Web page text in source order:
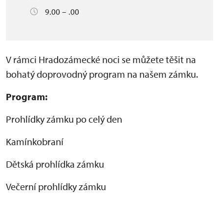
9.00 – .00
V rámci Hradozámecké noci se můžete těšit na
bohatý doprovodný program na našem zámku.
Program:
Prohlídky zámku po celý den
Kamínkobraní
Dětská prohlídka zámku
Večerní prohlídky zámku